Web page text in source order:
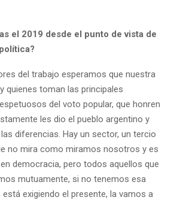
el 2019 desde el punto de vista de
del trabajo esperamos que nuestra
quienes toman las principales
del voto popular, que honren
les dio el pueblo argentino y
diferencias. Hay un sector, un tercio
no mira como miramos nosotros y es
democracia, pero todos aquellos que
mutuamente, si no tenemos esa
exigiendo el presente, la vamos a